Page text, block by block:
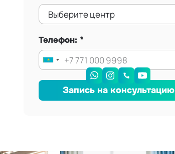
Телефон:
Запись на консультацию